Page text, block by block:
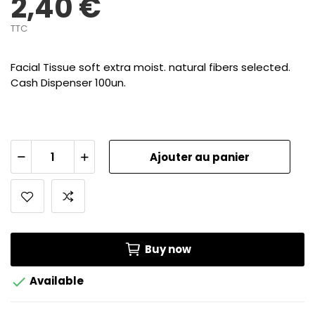
TTC
Facial Tissue soft extra moist. natural fibers selected.
Cash Dispenser 100un.
Ajouter au panier
Buy now
 Available